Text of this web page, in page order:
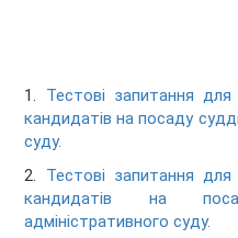
1. Тестові запитання для
кандидатів на посаду
суду.
2. Тестові запитання для
кандидатів на
адміністративного суду.